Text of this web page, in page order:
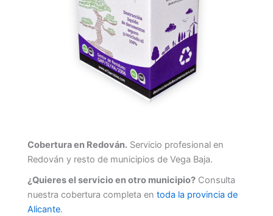
Cobertura en Redován. Servicio profesional en
Redován y resto de municipios de Vega Baja.
¿Quieres el servicio en otro municipio? Consulta
nuestra cobertura completa en toda la provincia de
Alicante.